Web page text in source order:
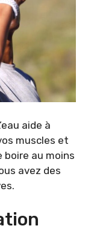
aide à
muscles et
boire au moins
avez des